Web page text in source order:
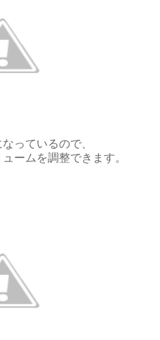
っているので、
ームを調整できます。